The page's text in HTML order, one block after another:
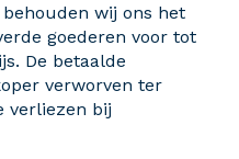
wij ons het
goederen voor tot
De betaalde
verworven ter
verliezen bij